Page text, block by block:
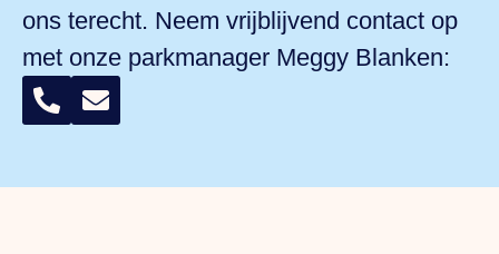
ons terecht. Neem vrijblijvend contact op
met onze parkmanager Meggy Blanken: